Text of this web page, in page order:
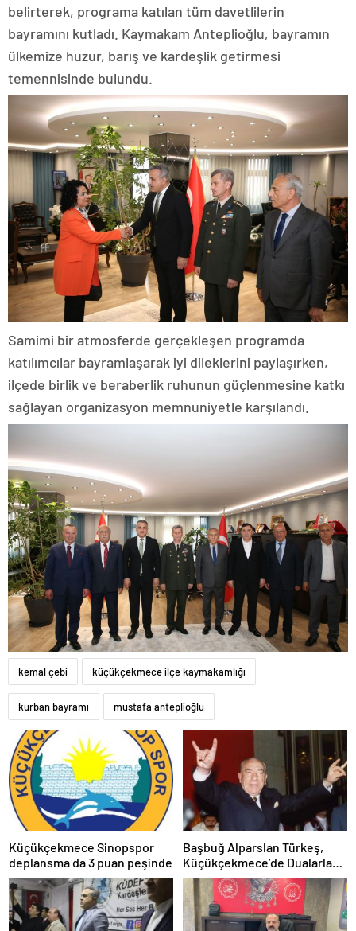
belirterek, programa katılan tüm davetlilerin
bayramını kutladı. Kaymakam Anteplioğlu, bayramın
ülkemize huzur, barış ve kardeşlik getirmesi
temennisinde bulundu.
Samimi bir atmosferde gerçekleşen programda
katılımcılar bayramlaşarak iyi dileklerini paylaşırken,
ilçede birlik ve beraberlik ruhunun güçlenmesine katkı
sağlayan organizasyon memnuniyetle karşılandı.
kemal çebi küçükçekmece ilçe kaymakamlığı
kurban bayramı mustafa anteplioğlu
Küçükçekmece Sinopspor
deplansma da 3 puan peşinde
Başbuğ Alparslan Türkeş,
Küçükçekmece’de Dualarla
Anılacak